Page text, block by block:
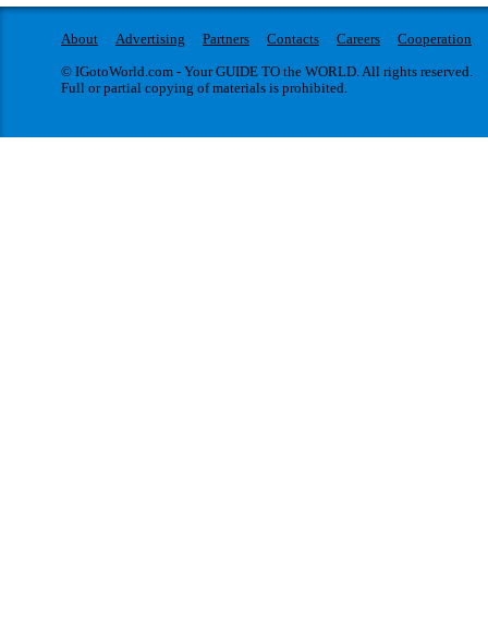
About Advertising Partners Contacts Careers
Cooperation
© IGotoWorld.com - Your GUIDE TO the WORLD. All rights reserved.
Full or partial copying of materials is prohibited.